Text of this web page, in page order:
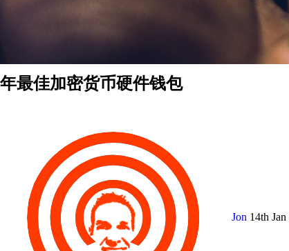
年最佳加密货币硬件钱包
Jon 14th